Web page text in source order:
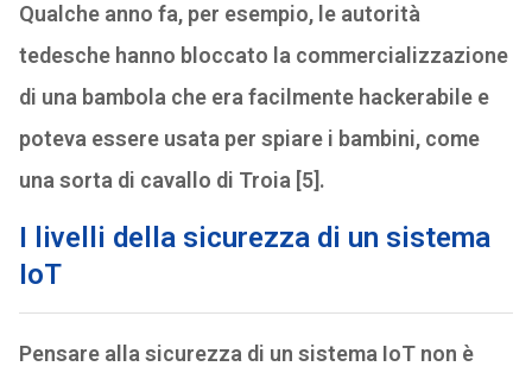
Qualche anno fa, per esempio, le autorità
tedesche hanno bloccato la commercializzazione
di una bambola che era facilmente hackerabile e
poteva essere usata per spiare i bambini, come
una sorta di cavallo di Troia [5].
I livelli della sicurezza di un sistema
IoT
Pensare alla sicurezza di un sistema IoT non è